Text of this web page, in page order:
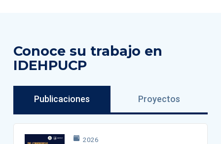
Conoce su trabajo en
IDEHPUCP
Publicaciones Proyectos
2026